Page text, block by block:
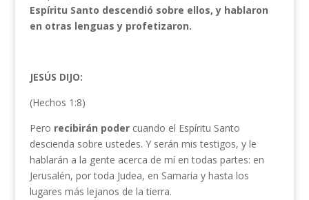
Espíritu Santo descendió sobre ellos, y hablaron
en otras lenguas y profetizaron.
JESÚS DIJO:
(Hechos 1:8)
Pero recibirán podercuando el Espíritu Santo
descienda sobre ustedes. Y serán mis testigos, y le
hablarán a la gente acerca de mí en todas partes: en
Jerusalén, por toda Judea, en Samaria y hasta los
lugares más lejanos de la tierra.